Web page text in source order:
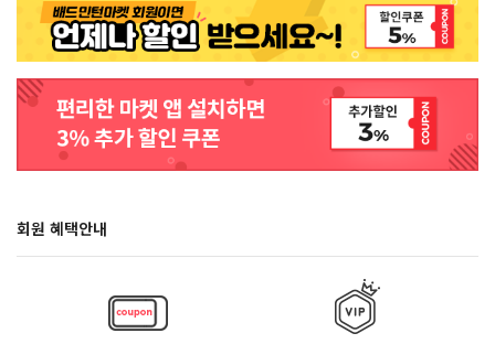
회원 혜택안내